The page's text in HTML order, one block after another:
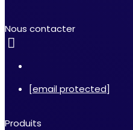
Nous contacter
[email protected]
Produits